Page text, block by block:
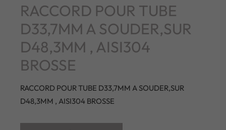
RACCORD POUR TUBE
D33,7MM A SOUDER,SUR
D48,3MM , AISI304
BROSSE
RACCORD POUR TUBE D33,7MM A SOUDER,SUR
D48,3MM , AISI304 BROSSE